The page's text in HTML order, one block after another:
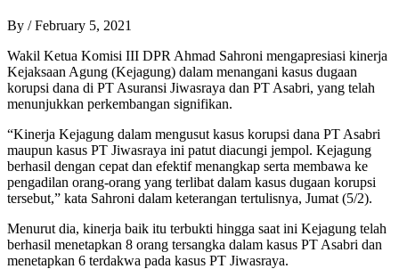
By / February 5, 2021
Wakil Ketua Komisi III DPR Ahmad Sahroni mengapresiasi kinerja
Kejaksaan Agung (Kejagung) dalam menangani kasus dugaan
korupsi dana di PT Asuransi Jiwasraya dan PT Asabri, yang telah
menunjukkan perkembangan signifikan.
“Kinerja Kejagung dalam mengusut kasus korupsi dana PT Asabri
maupun kasus PT Jiwasraya ini patut diacungi jempol. Kejagung
berhasil dengan cepat dan efektif menangkap serta membawa ke
pengadilan orang-orang yang terlibat dalam kasus dugaan korupsi
tersebut,” kata Sahroni dalam keterangan tertulisnya, Jumat (5/2).
Menurut dia, kinerja baik itu terbukti hingga saat ini Kejagung telah
berhasil menetapkan 8 orang tersangka dalam kasus PT Asabri dan
menetapkan 6 terdakwa pada kasus PT Jiwasraya.